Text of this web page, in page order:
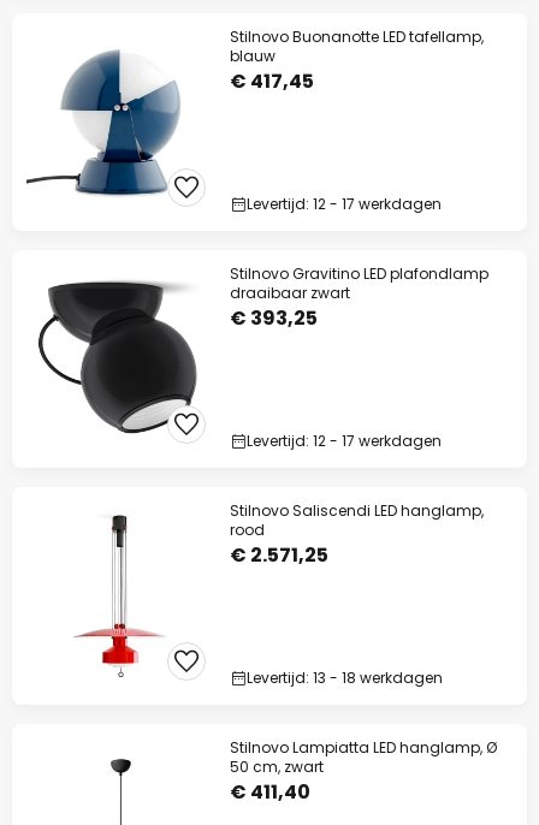
Stilnovo Buonanotte LED tafellamp,
blauw
€ 417,45
Levertijd: 12 - 17 werkdagen
Stilnovo Gravitino LED plafondlamp
draaibaar zwart
€ 393,25
Levertijd: 12 - 17 werkdagen
Stilnovo Saliscendi LED hanglamp,
rood
€ 2.571,25
Levertijd: 13 - 18 werkdagen
Stilnovo Lampiatta LED hanglamp, Ø
50 cm, zwart
€ 411,40